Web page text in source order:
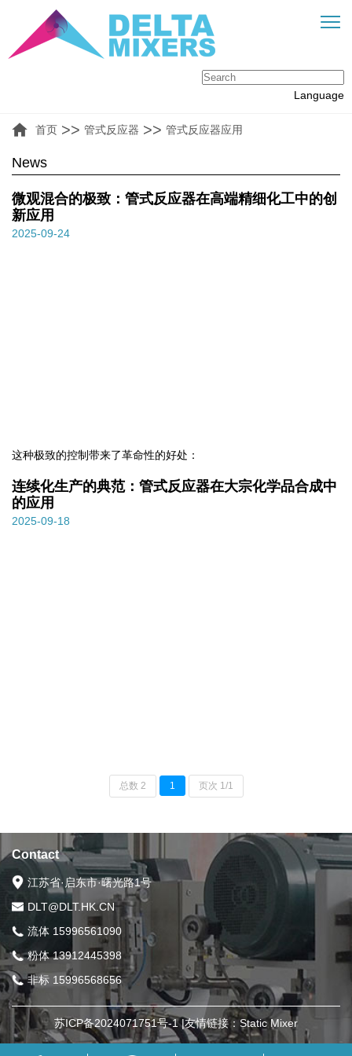
Language
首页 >> 管式反应器 >> 管式反应器应用
News
微观混合的极致：管式反应器在高端精细化工中的创
新应用
2025-09-24
这种极致的控制带来了革命性的好处：
连续化生产的典范：管式反应器在大宗化学品合成中
的应用
2025-09-18
总数 2 1 页次 1/1
Contact
江苏省·启东市·曙光路1号
DLT@DLT.HK.CN
流体 15996561090
粉体 13912445398
非标 15996568656
苏ICP备2024071751号-1|友情链接：Static Mixer